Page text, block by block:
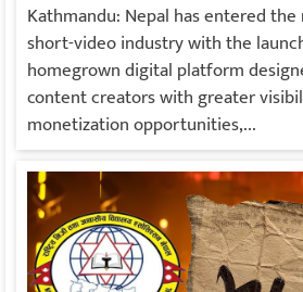
Kathmandu: Nepal has entered
short-video industry with the
homegrown digital platform
content creators with greater
monetization opportunities,...